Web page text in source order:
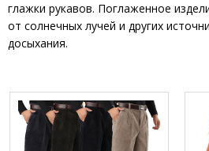
глажки рукавов. Поглаженное
от солнечных лучей и других
досыхания.